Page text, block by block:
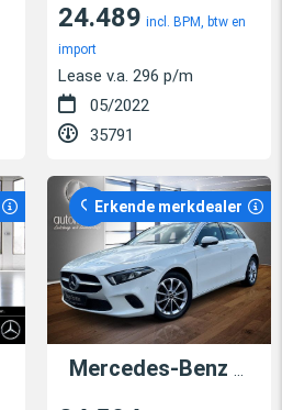
24.489 incl. BPM, btw en
import
Lease v.a. 296 p/m
05/2022
35791
4Matic
Erkende merkdealer